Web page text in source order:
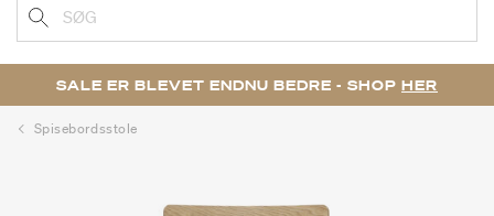
SØG
SALE ER BLEVET ENDNU BEDRE - SHOP HER
Spisebordsstole